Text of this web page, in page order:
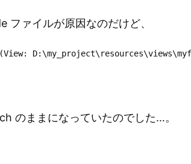
ァイルが原因なのだけど、
のままになっていたのでした…。